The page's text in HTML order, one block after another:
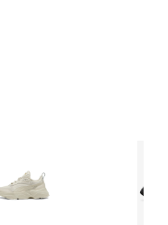
р-н, а/г Гожа,
д.5, к.13